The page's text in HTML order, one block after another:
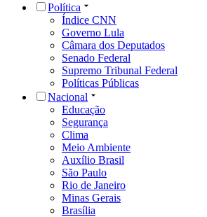
Política
Índice CNN
Governo Lula
Câmara dos Deputados
Senado Federal
Supremo Tribunal Federal
Políticas Públicas
Nacional
Educação
Segurança
Clima
Meio Ambiente
Auxílio Brasil
São Paulo
Rio de Janeiro
Minas Gerais
Brasília